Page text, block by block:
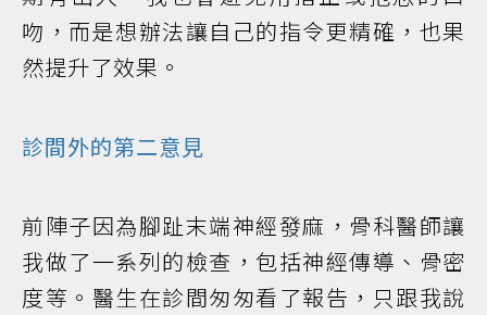
吻，而是想辦法讓自己的指令更精確，也果
然提升了效果。
診間外的第二意見
前陣子因為腳趾末端神經發麻，骨科醫師讓
我做了一系列的檢查，包括神經傳導、骨密
度等。醫生在診間匆匆看了報告，只跟我說